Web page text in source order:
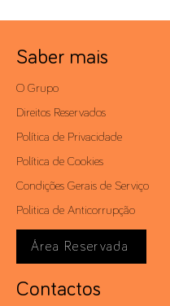
Saber mais
O Grupo
Direitos Reservados
Política de Privacidade
Política de Cookies
Condições Gerais de Serviço
Politica de Anticorrupção
Área Reservada
Contactos